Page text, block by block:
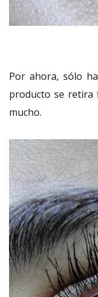
Por ahora, sólo
producto se retira
mucho.